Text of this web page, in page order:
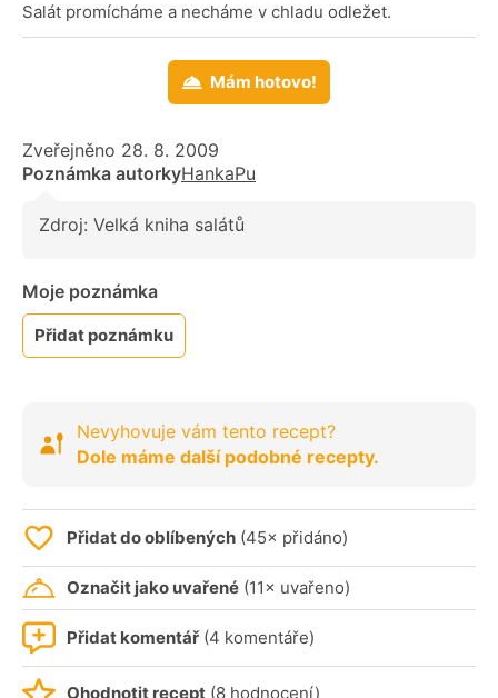
Salát promícháme a necháme v chladu odležet.
Mám hotovo!
Zveřejněno 28. 8. 2009
Poznámka autorkyHankaPu
Zdroj: Velká kniha salátů
Moje poznámka
Přidat poznámku
Nevyhovuje vám tento recept?
Dole máme další podobné recepty.
Přidat do oblíbených (45× přidáno)
Označit jako uvařené (11× uvařeno)
Přidat komentář (4 komentáře)
Ohodnotit recept (8 hodnocení)